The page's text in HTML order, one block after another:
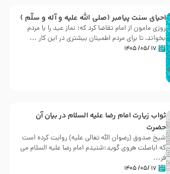
احیای سنت پیامبر (صلی الله علیه و آله و سلّم )
روزی مامون از امام تقاضا کرد که: نماز عید را با مردم
بخواند، تا برای مردم اطمینان بیشتری در این کار ...
۱۷ /۰۵/ ۱۴۰۵
ثواب زیارت امام رضا علیه السلام در بیان آن
حضرت
شیخ صدوق (رضوان الله تعالی علیه) روایت کرده است
که اباصلت هروی گوید:شنیدم امام رضا علیه السلام می
فر...
۱۷ /۰۵/ ۱۴۰۵